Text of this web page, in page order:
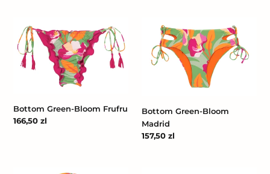
Green-
Bloom
Frufru
Bottom Green-Bloom Frufru
Cena
166,50 zl
Bottom
Green-
Bloom
Madrid
Bottom Green-Bloom
Madrid
Cena
157,50 zl